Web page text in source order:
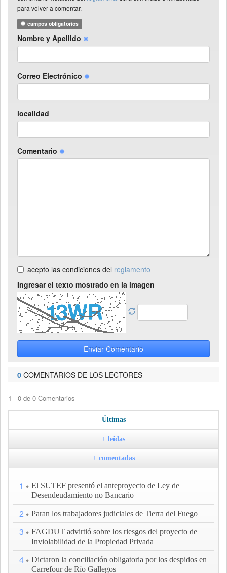
para volver a comentar.
campos obligatorios
Nombre y Apellido
Correo Electrónico
localidad
Comentario
acepto las condiciones del reglamento
Ingresar el texto mostrado en la imagen
Enviar Comentario
0 COMENTARIOS DE LOS LECTORES
1 - 0 de 0 Comentarios
Últimas
+ leídas
+ comentadas
1
El SUTEF presentó el anteproyecto de Ley de
Desendeudamiento no Bancario
2 Paran los trabajadores judiciales de Tierra del Fuego
3
FAGDUT advirtió sobre los riesgos del proyecto de
Inviolabilidad de la Propiedad Privada
4
Dictaron la conciliación obligatoria por los despidos en
Carrefour de Río Gallegos